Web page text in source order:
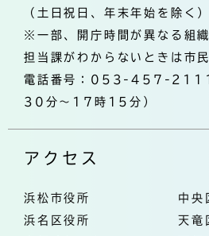
（土日祝日、年末年始を除く）
※一部、開庁時間が異なる組
担当課がわからないときは市
電話番号：053-457-2111
30分～17時15分）
アクセス
浜松市役所
中央
浜名区役所
天竜